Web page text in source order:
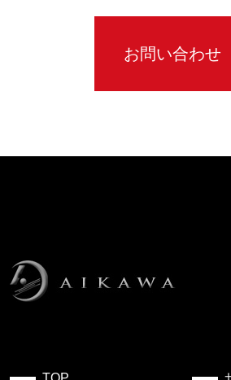
お問い合わせ